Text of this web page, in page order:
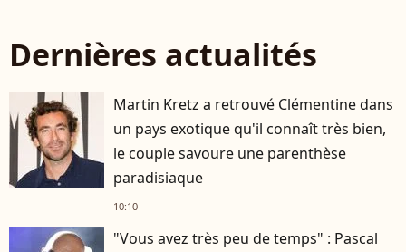
Dernières actualités
Martin Kretz a retrouvé Clémentine dans
un pays exotique qu'il connaît très bien,
le couple savoure une parenthèse
paradisiaque
10:10
"Vous avez très peu de temps" : Pascal